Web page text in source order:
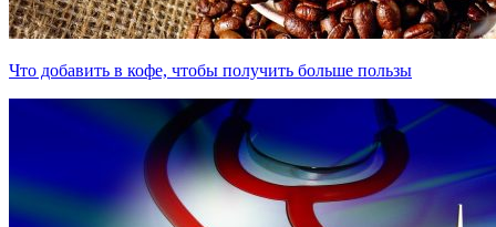
Что добавить в кофе, чтобы получить больше пользы